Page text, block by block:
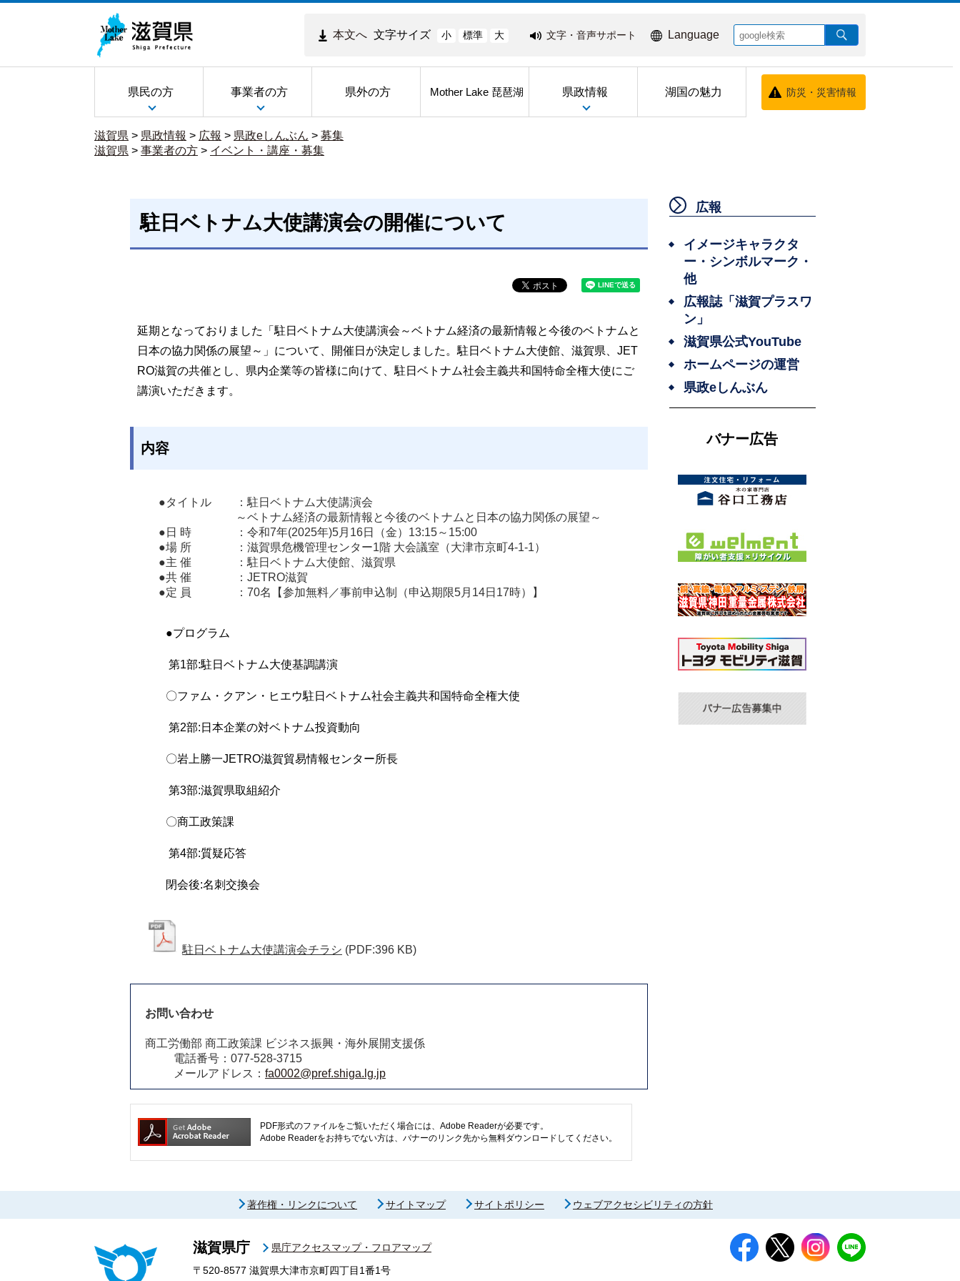
本文へ 文字サイズ 小 標準 大 文字・音声サポート Language
県民の方 事業者の方 県外の方 Mother Lake 琵琶湖 県政情報 湖国の魅力 防災・災害情報
滋賀県 > 県政情報 > 広報 > 県政eしんぶん > 募集
滋賀県 > 事業者の方 > イベント・講座・募集
駐日ベトナム大使講演会の開催について
延期となっておりました「駐日ベトナム大使講演会～ベトナム経済の最新情報と今後のベトナムと
日本の協力関係の展望～」について、開催日が決定しました。駐日ベトナム大使館、滋賀県、JET
RO滋賀の共催とし、県内企業等の皆様に向けて、駐日ベトナム社会主義共和国特命全権大使にご
講演いただきます。
内容
●タイトル
：駐日ベトナム大使講演会
●日 時
：令和7年(2025年)5月16日（金）13:15～15:00
●場 所
：滋賀県危機管理センター1階 大会議室（大津市京町4-1-1）
●主 催
：駐日ベトナム大使館、滋賀県
●共 催
：JETRO滋賀
●定 員
：70名【参加無料／事前申込制（申込期限5月14日17時）】
●プログラム
第1部:駐日ベトナム大使基調講演
〇ファム・クアン・ヒエウ駐日ベトナム社会主義共和国特命全権大使
第2部:日本企業の対ベトナム投資動向
〇岩上勝一JETRO滋賀貿易情報センター所長
第3部:滋賀県取組紹介
〇商工政策課
第4部:質疑応答
閉会後:名刺交換会
駐日ベトナム大使講演会チラシ (PDF:396 KB)
お問い合わせ
商工労働部 商工政策課 ビジネス振興・海外展開支援係
電話番号：077-528-3715
メールアドレス： fa0002@pref.shiga.lg.jp
PDF形式のファイルをご覧いただく場合には、Adobe Readerが必要です。
Adobe Readerをお持ちでない方は、バナーのリンク先から無料ダウンロードしてください。
広報
イメージキャラクタ
ー・シンボルマーク・
他
広報誌「滋賀プラスワ
ン」
滋賀県公式YouTube
ホームページの運営
県政eしんぶん
バナー広告
著作権・リンクについて サイトマップ サイトポリシー ウェブアクセシビリティの方針
滋賀県庁
県庁アクセスマップ・フロアマップ
〒520-8577 滋賀県大津市京町四丁目1番1号